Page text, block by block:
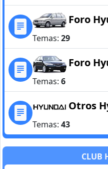
Foro
Temas: 29
Foro
Temas: 6
Otros
Temas: 43
CLUB